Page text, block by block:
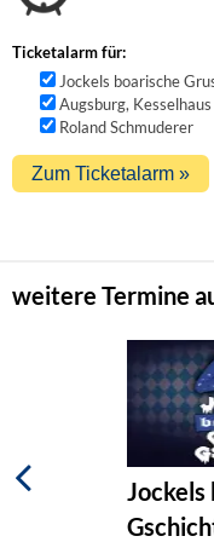
Ticketalarm für:
Jockels boarische
Augsburg, Kesselhaus
Roland Schmuderer
weitere Termine
Jockels